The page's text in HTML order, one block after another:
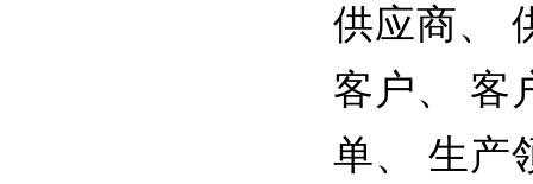
供应商、
客户、 客
单、 生产